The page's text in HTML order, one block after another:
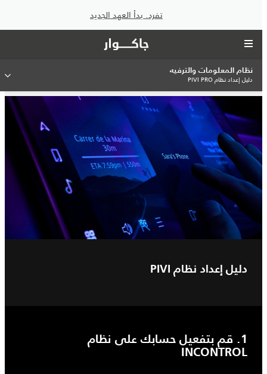
تفرد. بدأ العهد الجديد
نظام المعلومات والترفيه
دليل إعداد نظام PIVI PRO
دليل إعداد نظام PIVI
1. قم بتفعيل حسابك على نظام
INCONTROL